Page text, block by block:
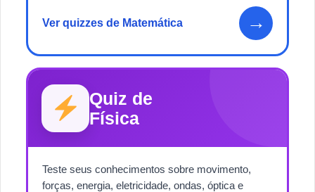
Ver quizzes de Matemática →
Quiz de
Física
Teste seus conhecimentos sobre movimento,
forças, energia, eletricidade, ondas, óptica e